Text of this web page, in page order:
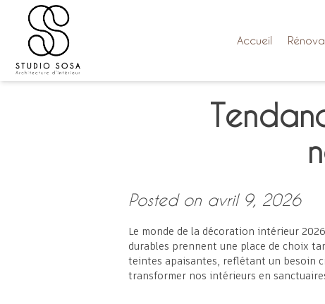
content
Accueil
Posted on avril 9, 2026
Le monde de la décoration intérieur
durables prennent une place de choix
teintes apaisantes, reflétant un besoin
transformer nos intérieurs en